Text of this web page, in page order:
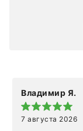
Владимир Я.
7 августа 2026